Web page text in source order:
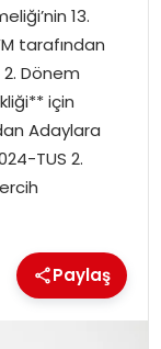
13.
tarafından
Dönem
için
Adaylara
TUS 2.
Paylaş